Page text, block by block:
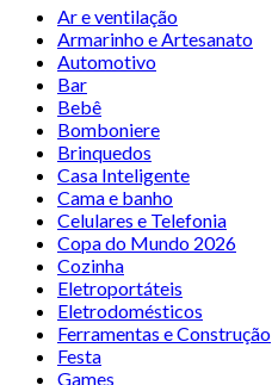
Ar e ventilação
Armarinho e Artesanato
Automotivo
Bar
Bebê
Bomboniere
Brinquedos
Casa Inteligente
Cama e banho
Celulares e Telefonia
Copa do Mundo 2026
Cozinha
Eletroportáteis
Eletrodomésticos
Ferramentas e Construção
Festa
Games